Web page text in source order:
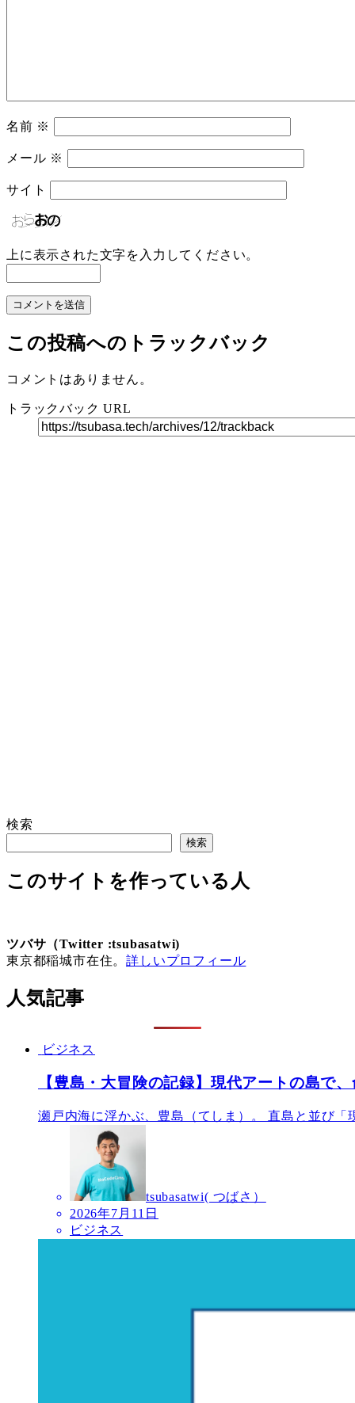
名前 ※
メール ※
サイト
上に表示された文字を入力してください。
この投稿へのトラックバック
コメントはありません。
トラックバック URL
検索
検索
このサイトを作っている人
ツバサ（Twitter :tsubasatwi)
東京都稲城市在住。詳しいプロフィール
人気記事
ビジネス
【豊島・大冒険の記録】現代アートの島で
瀬戸内海に浮かぶ、豊島（てしま）。 直島と並び
tsubasatwi( つばさ）
2026年7月11日
ビジネス